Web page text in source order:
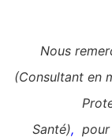
Nous
(Consultant en
Santé),